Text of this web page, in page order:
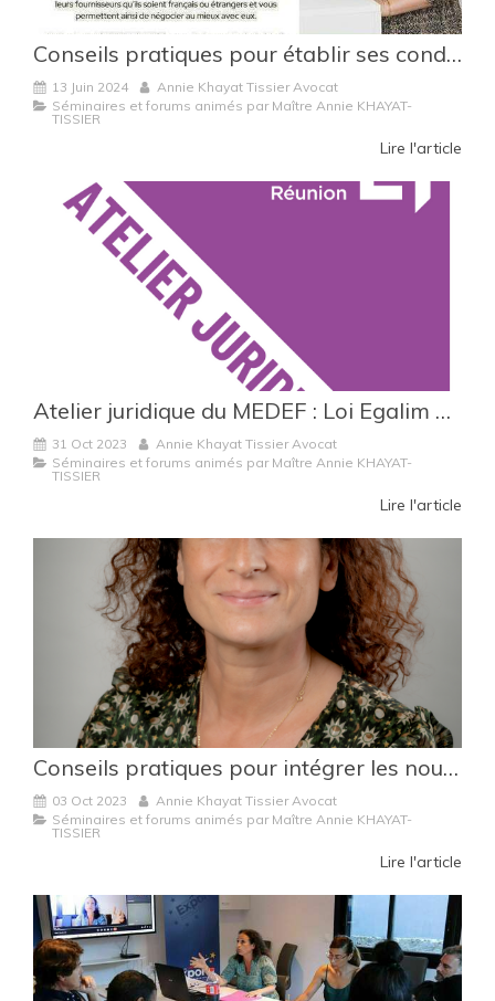
Conseils pratiques pour établir ses conditions générales d'achat et négocier au mieux ses accords d'approvisionnement
13 Juin 2024
Annie Khayat Tissier Avocat
Séminaires et forums animés par Maître Annie KHAYAT-
TISSIER
Lire l'article
Atelier juridique du MEDEF : Loi Egalim 3 & CGV 2024 : conseils pratiques pour intégrer les nouveautés de la loi egalim 3 dans vos cgv 2024 et vos prochaines négociations commerciales annuelles
31 Oct 2023
Annie Khayat Tissier Avocat
Séminaires et forums animés par Maître Annie KHAYAT-
TISSIER
Lire l'article
Conseils pratiques pour intégrer les nouveautés de la Loi Egalim 3 dans vos CGV 2024 et vos prochaines négociations commerciales annuelles
03 Oct 2023
Annie Khayat Tissier Avocat
Séminaires et forums animés par Maître Annie KHAYAT-
TISSIER
Lire l'article